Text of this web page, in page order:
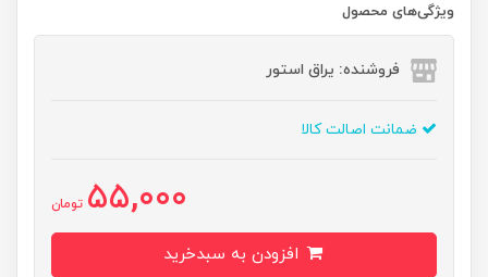
ویژگی‌های محصول
فروشنده: یراق استور
ضمانت اصالت کالا
55,000 تومان